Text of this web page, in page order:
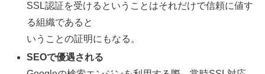
SSL認証を受けるということはそれだけで信頼に値す
る組織であると
いうことの証明にもなる。
SEOで優遇される